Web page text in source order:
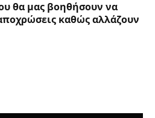
θα μας βοηθήσουν να
καθώς αλλάζουν